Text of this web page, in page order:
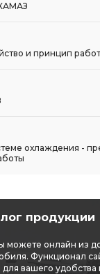
и принцип
охлаждения -
продукции
можете онлайн из
Функционал
для вашего удобства